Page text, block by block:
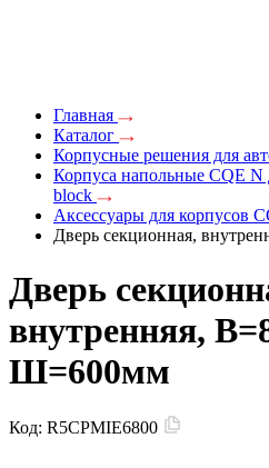
Главная
Каталог
Корпусные решения для
Корпуса напольные CQE N
block
Аксессуары для корпусов
Дверь секционная,
Дверь
внутренняя,
Ш=600мм
Код: R5CPMIE6800